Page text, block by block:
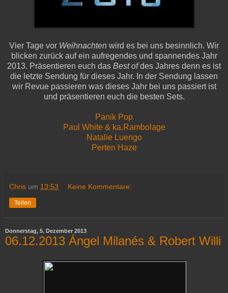
Vier Tage vor Weihnachten wird es bei uns besinnlich. Wir
blicken zurück auf ein aufregendes und spannendes Jahr
2013. Präsentieren euch das Best ofdes Jahres denn es ist
die letzte Sendung für dieses Jahr. In der Sendung lassen
wir Revue passieren was dieses Jahr bei uns passiert ist
und präsentieren euch die besten Sets.
Panik Pop
Paul White & ka.Rambolage
Natalie Luengo
Perten Haze
Chris um 13:53 Keine Kommentare:
Teilen
Donnerstag, 5. Dezember 2013
06.12.2013 Ángel Milanés & Robert Willi